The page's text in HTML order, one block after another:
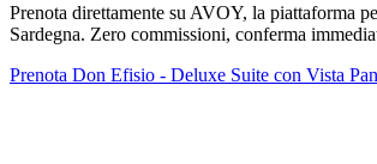
Prenota direttamente su AVOY, la piattaforma
Sardegna. Zero commissioni, conferma
Prenota Don Efisio - Deluxe Suite con Vista